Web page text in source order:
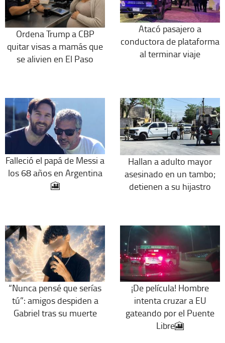
Ordena Trump a CBP
quitar visas a mamás que
se alivien en El Paso
Atacó pasajero a
conductora de plataforma
al terminar viaje
Falleció el papá de Messi a
los 68 años en Argentina
🎦
Hallan a adulto mayor
asesinado en un tambo;
detienen a su hijastro
“Nunca pensé que serías
tú”: amigos despiden a
Gabriel tras su muerte
¡De película! Hombre
intenta cruzar a EU
gateando por el Puente
Libre🎦